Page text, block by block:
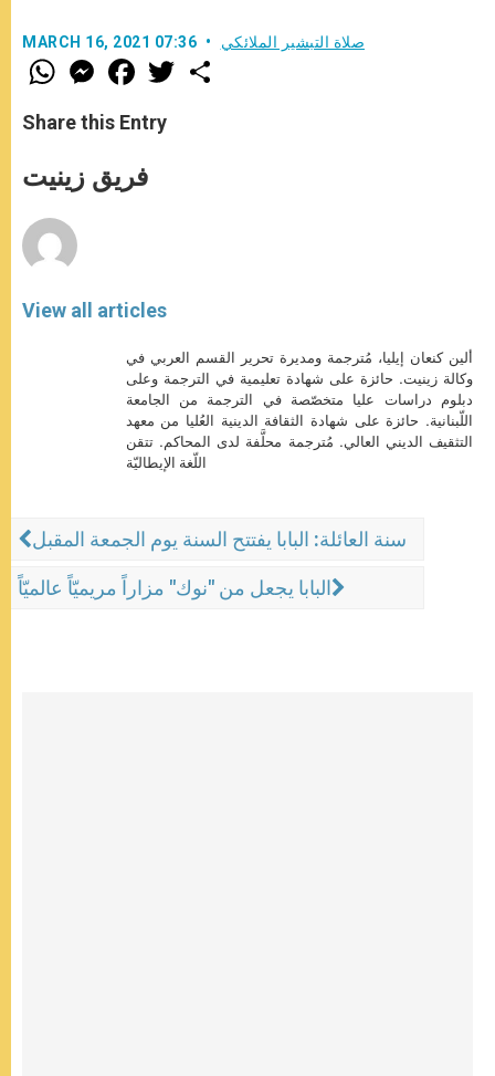
MARCH 16, 2021 07:36 صلاة التبشير الملائكي
W
h
t
s
p
p
M
e
s
e
g
e
F
a
e
b
o
k
w
Share this Entry
فريق زينيت
View all articles
ألين كنعان إيليا، مُترجمة ومديرة تحرير القسم العربي في
وكالة زينيت. حائزة على شهادة تعليمية في الترجمة وعلى
دبلوم دراسات عليا متخصّصة في الترجمة من الجامعة
اللّبنانية. حائزة على شهادة الثقافة الدينية العُليا من معهد
التثقيف الديني العالي. مُترجمة محلَّفة لدى المحاكم. تتقن
اللّغة الإيطاليّة
سنة العائلة: البابا يفتتح السنة يوم الجمعة المقبل
البابا يجعل من "نوك" مزاراً مريميّاً عالميّاً